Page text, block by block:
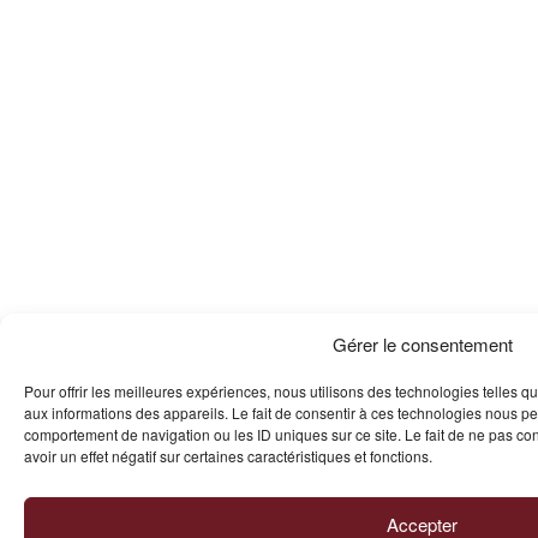
Gérer le consentement
Pour offrir les meilleures expériences, nous utilisons des technologies telles
aux informations des appareils. Le fait de consentir à ces technologies nous
comportement de navigation ou les ID uniques sur ce site. Le fait de ne pas
avoir un effet négatif sur certaines caractéristiques et fonctions.
Accepter